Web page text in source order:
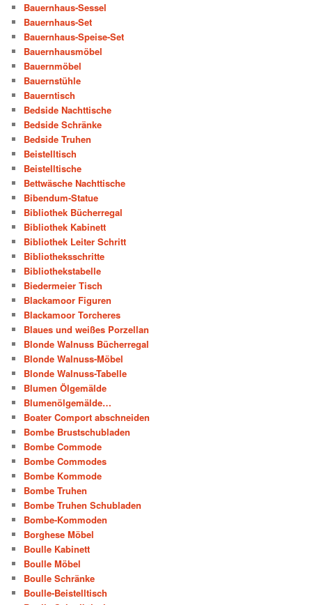
Bauernhaus-Sessel
Bauernhaus-Set
Bauernhaus-Speise-Set
Bauernhausmöbel
Bauernmöbel
Bauernstühle
Bauerntisch
Bedside Nachttische
Bedside Schränke
Bedside Truhen
Beistelltisch
Beistelltische
Bettwäsche Nachttische
Bibendum-Statue
Bibliothek Bücherregal
Bibliothek Kabinett
Bibliothek Leiter Schritt
Bibliotheksschritte
Bibliothekstabelle
Biedermeier Tisch
Blackamoor Figuren
Blackamoor Torcheres
Blaues und weißes Porzellan
Blonde Walnuss Bücherregal
Blonde Walnuss-Möbel
Blonde Walnuss-Tabelle
Blumen Ölgemälde
Blumenölgemälde…
Boater Comport abschneiden
Bombe Brustschubladen
Bombe Commode
Bombe Commodes
Bombe Kommode
Bombe Truhen
Bombe Truhen Schubladen
Bombe-Kommoden
Borghese Möbel
Boulle Kabinett
Boulle Möbel
Boulle Schränke
Boulle-Beistelltisch